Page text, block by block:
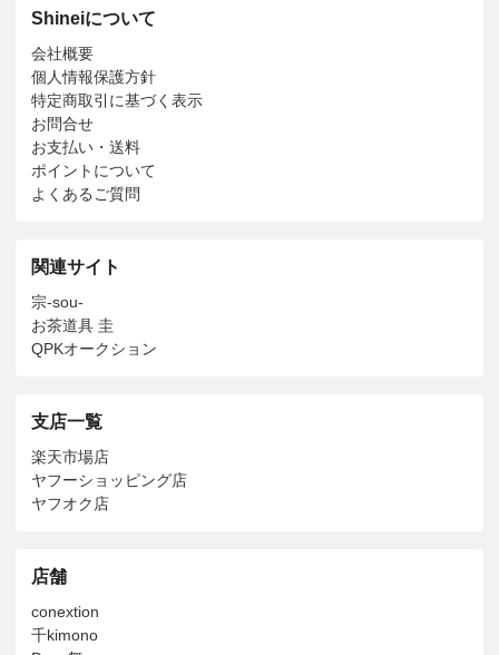
Shineiについて
会社概要
個人情報保護方針
特定商取引に基づく表示
お問合せ
お支払い・送料
ポイントについて
よくあるご質問
関連サイト
宗-sou-
お茶道具 圭
QPKオークション
支店一覧
楽天市場店
ヤフーショッピング店
ヤフオク店
店舗
conextion
千kimono